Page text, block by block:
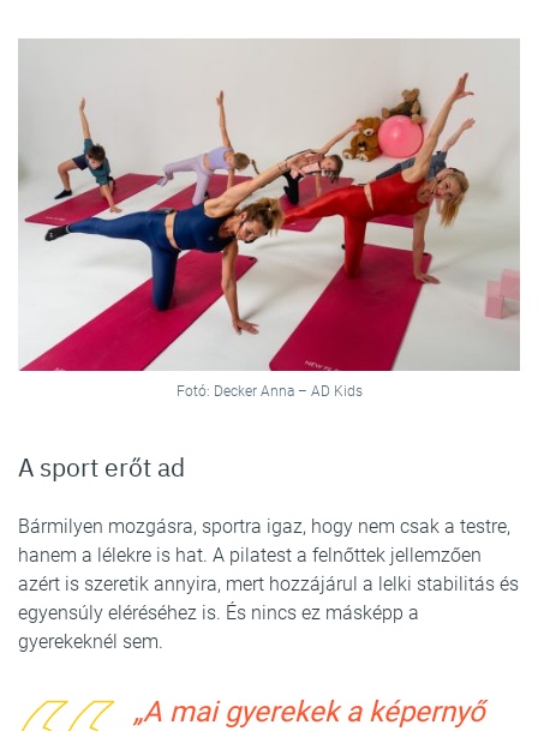
Fotó: Decker Anna – AD Kids
A sport erőt ad
Bármilyen mozgásra, sportra igaz, hogy nem csak a testre,
hanem a lélekre is hat. A pilatest a felnőttek jellemzően
azért is szeretik annyira, mert hozzájárul a lelki stabilitás és
egyensúly eléréséhez is. És nincs ez másképp a
gyerekeknél sem.
„A mai gyerekek a képernyő